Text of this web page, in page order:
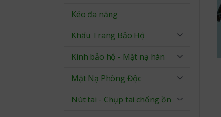
Kéo đa năng
Khẩu Trang Bảo Hộ
Kính bảo hộ - Mặt nạ hàn
Mặt Nạ Phòng Độc
Nút tai - Chụp tai chống ồn